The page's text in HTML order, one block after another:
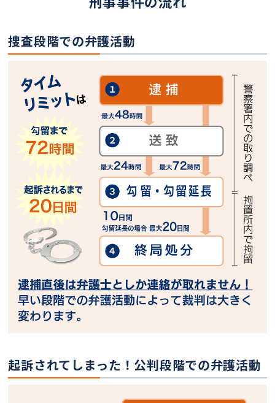
捜査段階での弁護活動
起訴されてしまった！公判段階での弁護活動